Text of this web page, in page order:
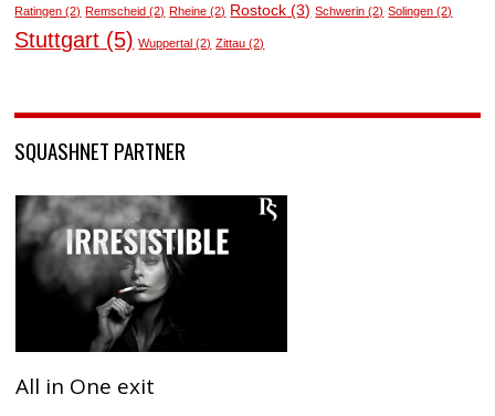
Ratingen (2) Remscheid (2) Rheine (2) Rostock (3) Schwerin (2) Solingen (2)
Stuttgart (5) Wuppertal (2) Zittau (2)
SQUASHNET PARTNER
All in One exit